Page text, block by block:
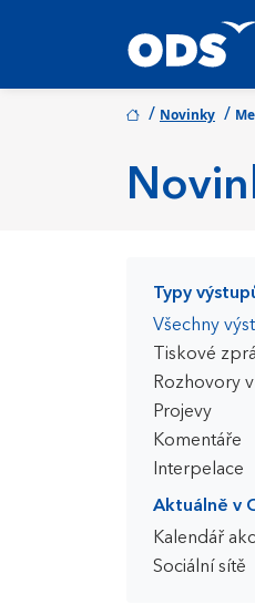
/ Novinky /
Typy
Všechny
Tiskové
Rozhovory
Projevy
Komentáře
Interpelace
Aktuálně v
Kalendář
Sociální sítě